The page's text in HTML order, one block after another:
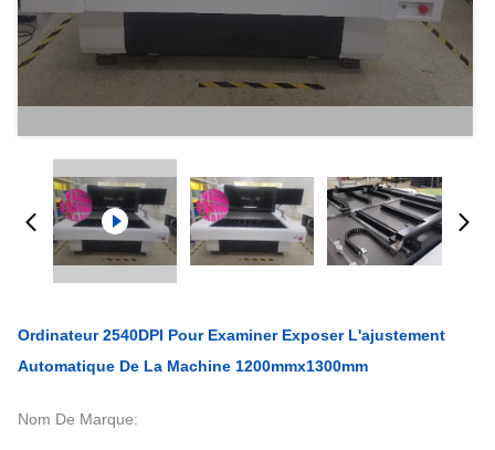
Ordinateur 2540DPI Pour Examiner Exposer L'ajustement
Automatique De La Machine 1200mmx1300mm
Nom De Marque: